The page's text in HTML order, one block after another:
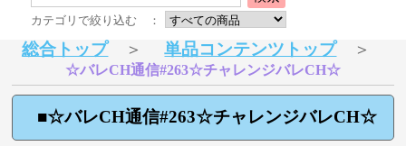
カテゴリで絞り込む ：
総合トップ＞ 単品コンテンツトップ＞
☆バレCH通信#263☆チャレンジバレCH☆
■☆バレCH通信#263☆チャレンジバレCH☆